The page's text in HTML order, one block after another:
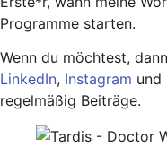
Programme starten.
Wenn du möchtest,
LinkedIn, Instagram und
regelmäßig Beiträge.